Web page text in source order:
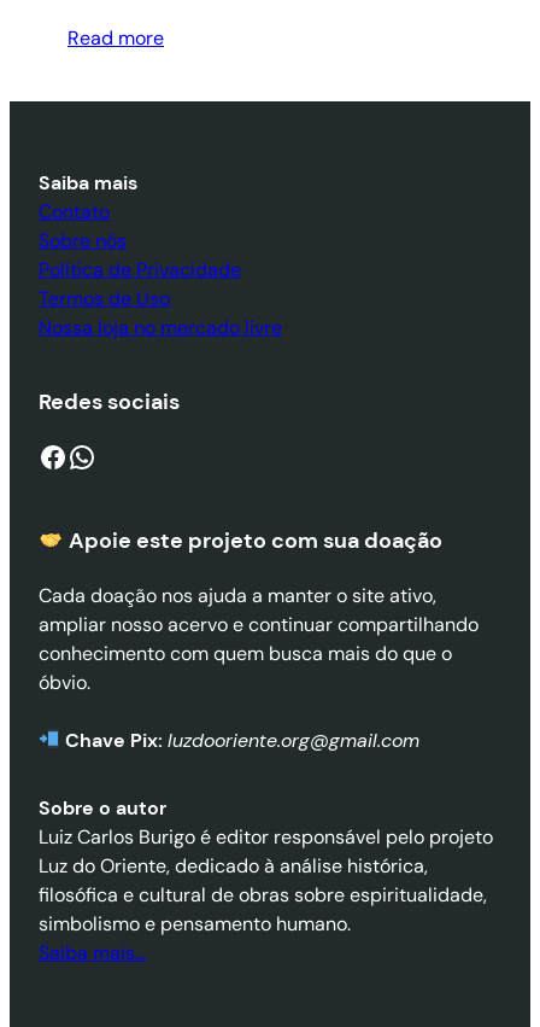
Read more
Saiba mais
Contato
Sobre nós
Política de Privacidade
Termos de Uso
Nossa loja no mercado livre
Redes sociais
Facebook WhatsApp
Apoie este projeto com sua doação
Cada doação nos ajuda a manter o site ativo,
ampliar nosso acervo e continuar compartilhando
conhecimento com quem busca mais do que o
óbvio.
Chave Pix: luzdooriente.org@gmail.com
Sobre o autor
Luiz Carlos Burigo é editor responsável pelo projeto
Luz do Oriente, dedicado à análise histórica,
filosófica e cultural de obras sobre espiritualidade,
simbolismo e pensamento humano.
Saiba mais…